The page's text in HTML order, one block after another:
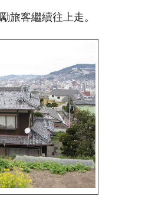
旅客繼續往上走。